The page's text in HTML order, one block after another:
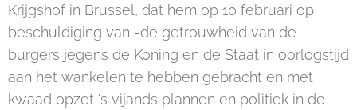
Krijgshof in Brussel, dat hem op 10 februari op
beschuldiging van -de getrouwheid van de
burgers jegens de Koning en de Staat in oorlogstijd
aan het wankelen te hebben gebracht en met
kwaad opzet 's vijands plannen en politiek in de